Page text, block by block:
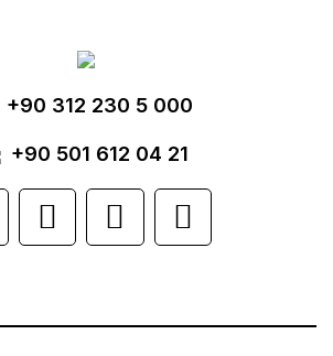
Yorum Yaz
kalitesiz, bozuk veya
eksik bilgiler bulunuyor.
hatalar bulunuyor.
sitelerden daha pahalı.
farklı alternatifler olmalı.
+90 312 230 5 000
+90 501 612 04 21